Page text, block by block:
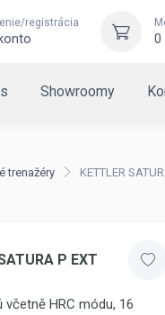
registrácia
0
Showroomy
trenažéry KETTLER
P EXT
včetně HRC módu, 16